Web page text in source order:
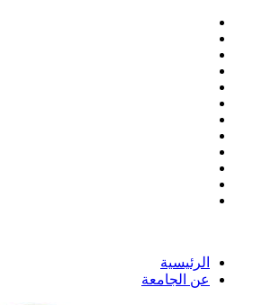
الرئيسية
عن الجامعة